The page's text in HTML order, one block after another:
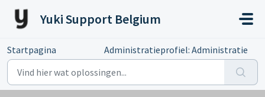
Yuki Support Belgium
Startpagina Administratieprofiel: Administratie